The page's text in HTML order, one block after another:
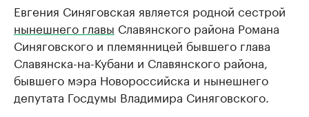
Евгения Синяговская является родной сестрой
нынешнего главы Славянского района Романа
Синяговского и племянницей бывшего глава
Славянска-на-Кубани и Славянского района,
бывшего мэра Новороссийска и нынешнего
депутата Госдумы Владимира Синяговского.